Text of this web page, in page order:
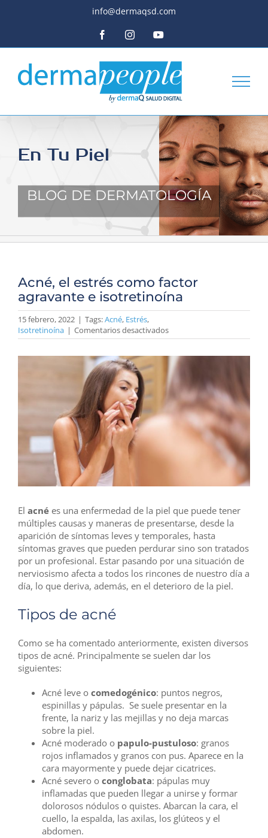
info@dermaqsd.com
FacebookInstagramYouTube
En Tu Piel
BLOG DE DERMATOLOGÍA
Acné, el estrés como factor
agravante e isotretinoína
15 febrero, 2022 | Tags:Acné, Estrés,
Isotretinoína | Comentarios desactivadosen
Acné,
estrés
como
factor
agravante
e
isotretinoína
El acné es una enfermedad de la piel que puede tener
múltiples causas y maneras de presentarse, desde la
aparición de síntomas leves y temporales, hasta
síntomas graves que pueden perdurar sino son tratados
por un profesional. Estar pasando por una situación de
nerviosismo afecta a todos los rincones de nuestro día a
día, lo que deriva, además, en el deterioro de la piel.
Tipos de acné
Como se ha comentado anteriormente, existen diversos
tipos de acné. Principalmente se suelen dar los
siguientes:
Acné leve o comedogénico: puntos negros,
espinillas y pápulas. Se suele presentar en la
frente, la nariz y las mejillas y no deja marcas
sobre la piel.
Acné moderado o papulo-pustuloso: granos
rojos inflamados y granos con pus. Aparece en la
cara mayormente y puede dejar cicatrices.
Acné severo o conglobata: pápulas muy
inflamadas que pueden llegar a unirse y formar
dolorosos nódulos o quistes. Abarcan la cara, el
cuello, la espalda, las axilas, los glúteos y el
abdomen.